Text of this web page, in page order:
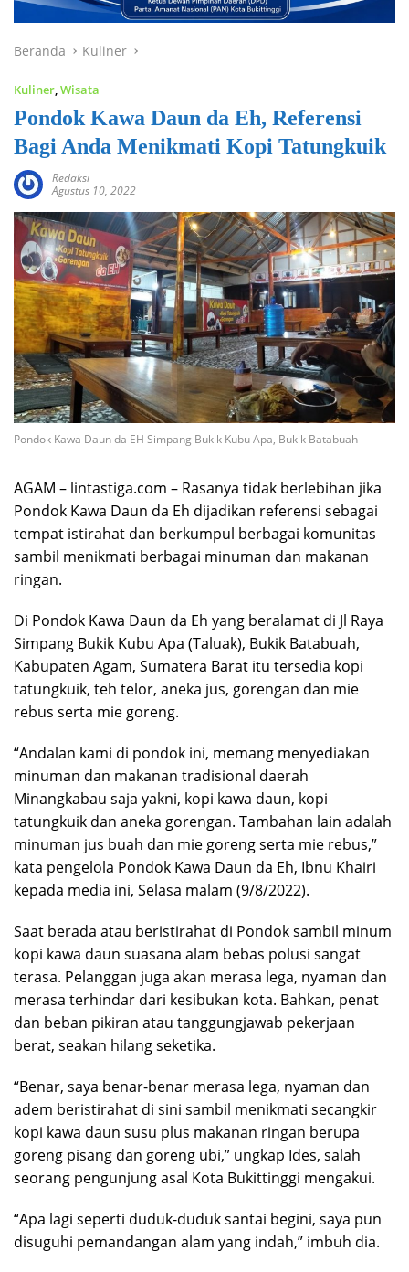
Beranda Kuliner
Kuliner Wisata
Pondok Kawa Daun da Eh, Referensi
Bagi Anda Menikmati Kopi Tatungkuik
Redaksi
Agustus 10, 2022
Pondok Kawa Daun da EH Simpang Bukik Kubu Apa, Bukik Batabuah
AGAM – lintastiga.com – Rasanya tidak berlebihan jika
Pondok Kawa Daun da Eh dijadikan referensi sebagai
tempat istirahat dan berkumpul berbagai komunitas
sambil menikmati berbagai minuman dan makanan
ringan.
Di Pondok Kawa Daun da Eh yang beralamat di Jl Raya
Simpang Bukik Kubu Apa (Taluak), Bukik Batabuah,
Kabupaten Agam, Sumatera Barat itu tersedia kopi
tatungkuik, teh telor, aneka jus, gorengan dan mie
rebus serta mie goreng.
“Andalan kami di pondok ini, memang menyediakan
minuman dan makanan tradisional daerah
Minangkabau saja yakni, kopi kawa daun, kopi
tatungkuik dan aneka gorengan. Tambahan lain adalah
minuman jus buah dan mie goreng serta mie rebus,”
kata pengelola Pondok Kawa Daun da Eh, Ibnu Khairi
kepada media ini, Selasa malam (9/8/2022).
Saat berada atau beristirahat di Pondok sambil minum
kopi kawa daun suasana alam bebas polusi sangat
terasa. Pelanggan juga akan merasa lega, nyaman dan
merasa terhindar dari kesibukan kota. Bahkan, penat
dan beban pikiran atau tanggungjawab pekerjaan
berat, seakan hilang seketika.
“Benar, saya benar-benar merasa lega, nyaman dan
adem beristirahat di sini sambil menikmati secangkir
kopi kawa daun susu plus makanan ringan berupa
goreng pisang dan goreng ubi,” ungkap Ides, salah
seorang pengunjung asal Kota Bukittinggi mengakui.
“Apa lagi seperti duduk-duduk santai begini, saya pun
disuguhi pemandangan alam yang indah,” imbuh dia.